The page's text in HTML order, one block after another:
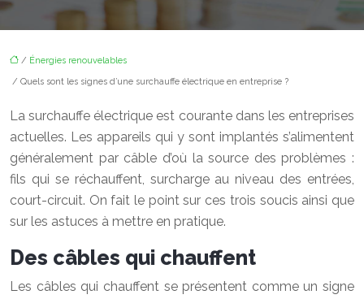
/ Énergies renouvelables
/ Quels sont les signes d’une surchauffe électrique en entreprise ?
La surchauffe électrique est courante dans les entreprises
actuelles. Les appareils qui y sont implantés s’alimentent
généralement par câble d’où la source des problèmes :
fils qui se réchauffent, surcharge au niveau des entrées,
court-circuit. On fait le point sur ces trois soucis ainsi que
sur les astuces à mettre en pratique.
Des câbles qui chauffent
Les câbles qui chauffent se présentent comme un signe